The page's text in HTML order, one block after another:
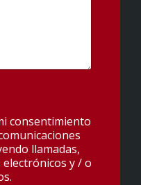
consentimiento
llamadas,
y / o